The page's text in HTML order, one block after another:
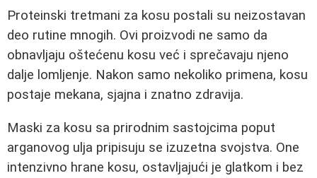
Proteinski tretmani za kosu postali su neizostavan
deo rutine mnogih. Ovi proizvodi ne samo da
obnavljaju oštećenu kosu već i sprečavaju njeno
dalje lomljenje. Nakon samo nekoliko primena, kosu
postaje mekana, sjajna i znatno zdravija.
Maski za kosu sa prirodnim sastojcima poput
arganovog ulja pripisuju se izuzetna svojstva. One
intenzivno hrane kosu, ostavljajući je glatkom i bez